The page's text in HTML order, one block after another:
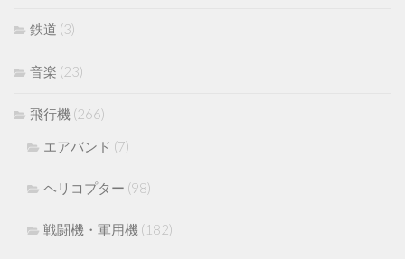
鉄道 (3)
音楽 (23)
飛行機 (266)
エアバンド (7)
ヘリコプター (98)
戦闘機・軍用機 (182)